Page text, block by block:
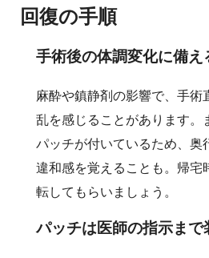
回復の手順
手術後の体調変化に備え
麻酔や鎮静剤の影響で、手術
乱を感じることがあります。
パッチが付いているため、奥
違和感を覚えることも。帰宅
転してもらいましょう。
パッチは医師の指示まで